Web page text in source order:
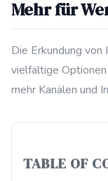
Mehr für
Die Erkundung
vielfältige Optionen
mehr Kanälen und
TABLE OF